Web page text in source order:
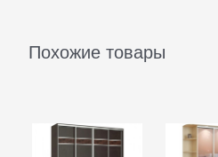
Похожие товары